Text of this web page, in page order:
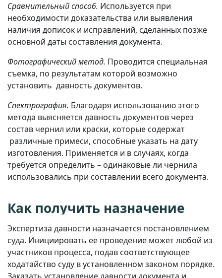
Сравнительный способ. Используется при
необходимости доказательства или выявления
наличия дописок и исправлений, сделанных позже
основной даты составления документа.
Фотографический метод. Проводится специальная
съемка, по результатам которой возможно
установить давность документов.
Спектрография. Благодаря использованию этого
метода выясняется давность документов через
состав чернил или краски, которые содержат
различные примеси, способные указать на дату
изготовления. Применяется и в случаях, когда
требуется определить – одинаковые ли чернила
использовались при составлении всего документа.
Как получить назначение
Экспертиза давности назначается постановлением
суда. Инициировать ее проведение может любой из
участников процесса, подав соответствующее
ходатайство суду в установленном законом порядке.
Заказать установление давности документа и